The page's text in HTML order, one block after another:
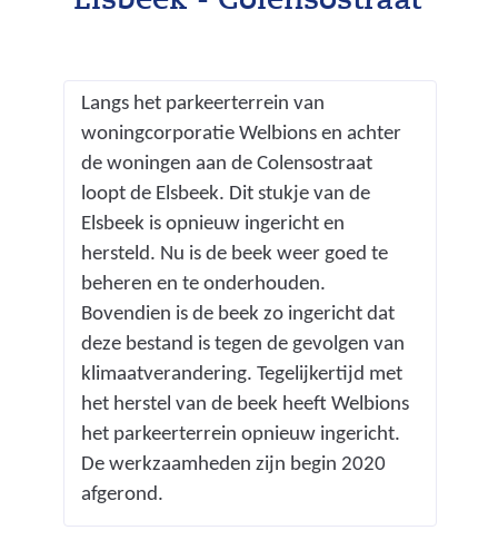
Langs het parkeerterrein van
woningcorporatie Welbions en achter
de woningen aan de Colensostraat
loopt de Elsbeek. Dit stukje van de
Elsbeek is opnieuw ingericht en
hersteld. Nu is de beek weer goed te
beheren en te onderhouden.
Bovendien is de beek zo ingericht dat
deze bestand is tegen de gevolgen van
klimaatverandering. Tegelijkertijd met
het herstel van de beek heeft Welbions
het parkeerterrein opnieuw ingericht.
De werkzaamheden zijn begin 2020
afgerond.